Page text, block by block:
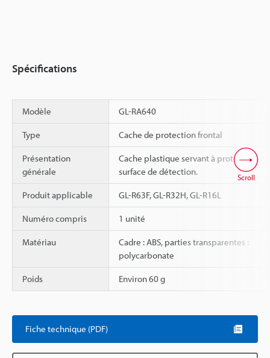
Spécifications
Modèle GL-RA640
Type Cache de protection frontal
Présentation
générale
Cache plastique servant à protéger la
surface de détection.
Produit applicable GL-R63F, GL-R32H, GL-R16L
Numéro compris 1 unité
Matériau
Cadre : ABS, parties transparentes :
polycarbonate
Poids Environ 60 g
Scroll
Fiche technique (PDF)